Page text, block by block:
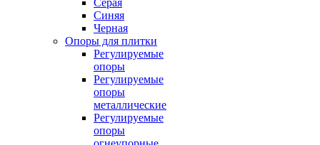
Серая
Синяя
Черная
Опоры для плитки
Регулируемые
опоры
Регулируемые
опоры
металлические
Регулируемые
опоры